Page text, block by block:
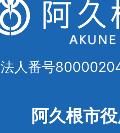
法人番号
阿久根市